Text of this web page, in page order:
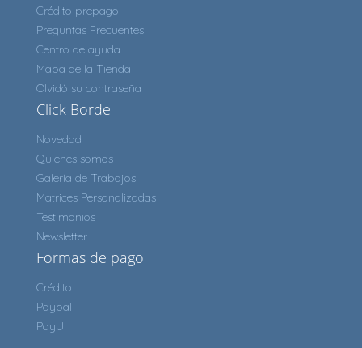
Crédito prepago
Preguntas Frecuentes
Centro de ayuda
Mapa de la Tienda
Olvidó su contraseña
Click Borde
Novedad
Quienes somos
Galería de Trabajos
Matrices Personalizadas
Testimonios
Newsletter
Formas de pago
Crédito
Paypal
PayU